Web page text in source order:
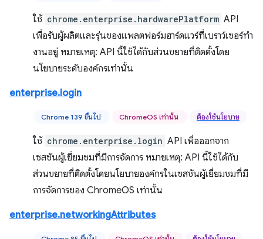
ใช้ chrome.enterprise.hardwarePlatform API
เพื่อรับผู้ผลิตและรุ่นของแพลตฟอร์มฮาร์ดแวร์ที่เบราว์เซอร์ทํา
งานอยู่ หมายเหตุ: API นี้ใช้ได้กับส่วนขยายที่ติดตั้งโดย
นโยบายระดับองค์กรเท่านั้น
enterprise.login
Chrome 139 ขึ้นไป ChromeOS เท่านั้น ต้องใช้นโยบาย
ใช้ chrome.enterprise.login API เพื่อออกจาก
เซสชันผู้เยี่ยมชมที่มีการจัดการ หมายเหตุ: API นี้ใช้ได้กับ
ส่วนขยายที่ติดตั้งโดยนโยบายองค์กรในเซสชันผู้เยี่ยมชมที่มี
การจัดการของ ChromeOS เท่านั้น
enterprise.networkingAttributes